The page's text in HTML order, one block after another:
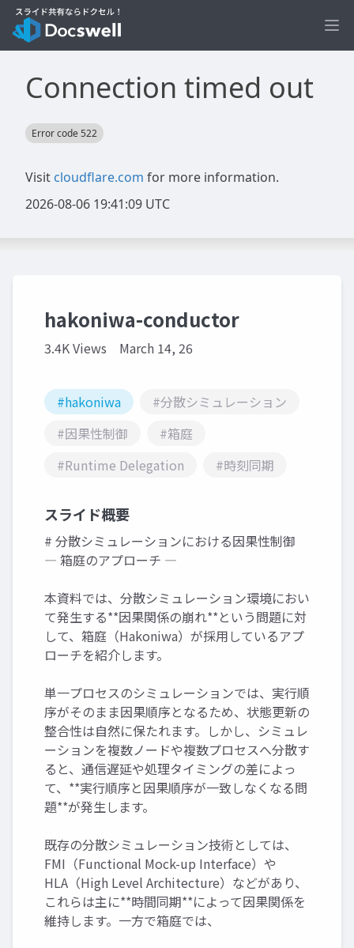
hakoniwa-conductor
3.4K Views March 14, 26
#hakoniwa
#分散シミュレーション
#因果性制御
#箱庭
#Runtime Delegation
#時刻同期
スライド概要
# 分散シミュレーションにおける因果性制御
― 箱庭のアプローチ ―
本資料では、分散シミュレーション環境におい
て発生する**因果関係の崩れ**という問題に対
して、箱庭（Hakoniwa）が採用しているアプ
ローチを紹介します。
単一プロセスのシミュレーションでは、実行順
序がそのまま因果順序となるため、状態更新の
整合性は自然に保たれます。しかし、シミュレ
ーションを複数ノードや複数プロセスへ分散す
ると、通信遅延や処理タイミングの差によっ
て、**実行順序と因果順序が一致しなくなる問
題**が発生します。
既存の分散シミュレーション技術としては、
FMI（Functional Mock-up Interface）や
HLA（High Level Architecture）などがあり、
これらは主に**時間同期**によって因果関係を
維持します。一方で箱庭では、